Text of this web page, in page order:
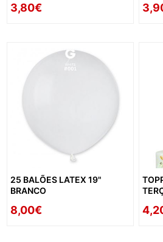
3,80€
25 BALÕES LATEX 19"
BRANCO
8,00€